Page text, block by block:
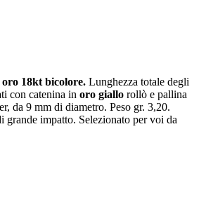
18kt bicolore. Lunghezza totale degli
con catenina in oro giallo rollò e pallina
da 9 mm di diametro. Peso gr. 3,20.
grande impatto. Selezionato per voi da